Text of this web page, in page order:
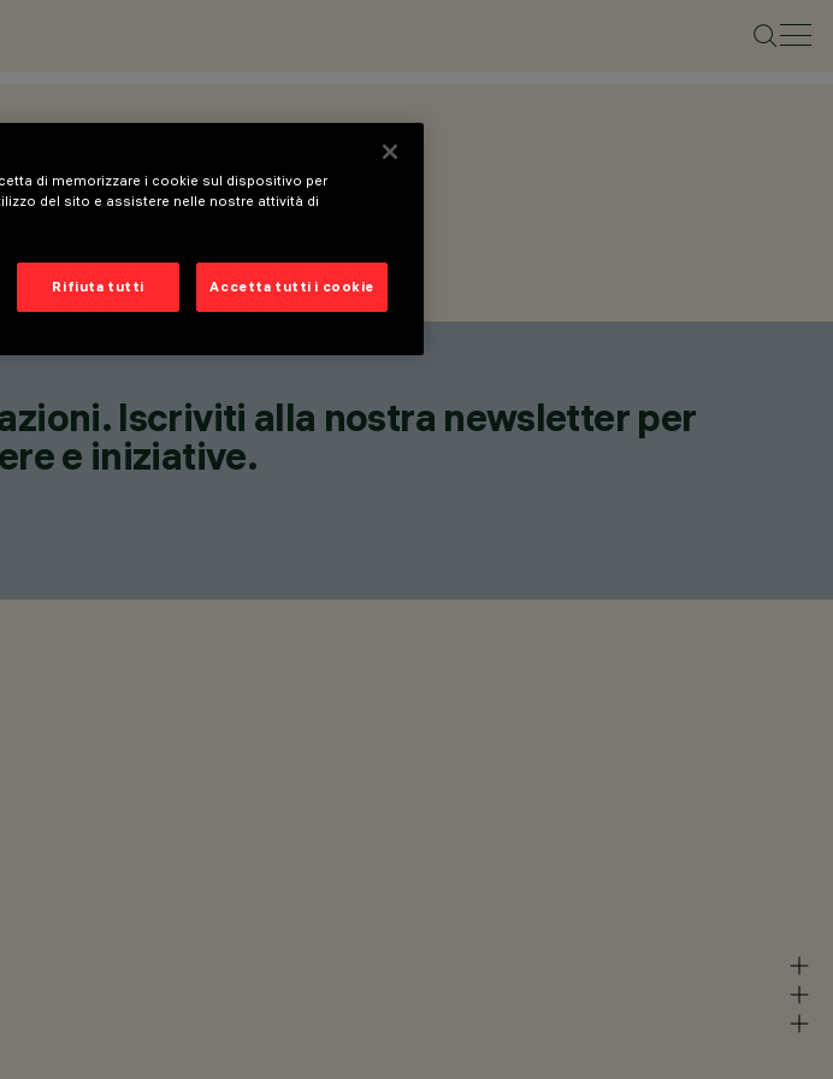
Iscriviti alla nostra newsletter per
e iniziative.
di memorizzare i cookie sul dispositivo per
del sito e assistere nelle nostre attività di
Rifiuta tutti Accetta tutti i cookie